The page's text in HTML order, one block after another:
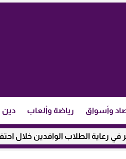
وأسواق رياضة وألعاب دين
الوافدين خلال احتفالية